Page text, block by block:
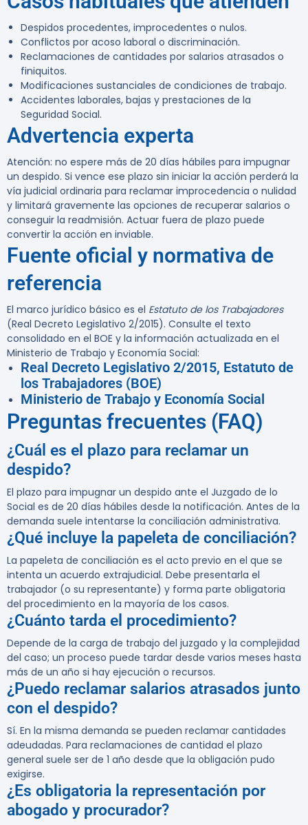
Despidos procedentes, improcedentes o nulos.
Conflictos por acoso laboral o discriminación.
Reclamaciones de cantidades por salarios atrasados o
finiquitos.
Modificaciones sustanciales de condiciones de trabajo.
Accidentes laborales, bajas y prestaciones de la
Seguridad Social.
Advertencia experta
Atención: no espere más de 20 días hábiles para impugnar
un despido. Si vence ese plazo sin iniciar la acción perderá la
vía judicial ordinaria para reclamar improcedencia o nulidad
y limitará gravemente las opciones de recuperar salarios o
conseguir la readmisión. Actuar fuera de plazo puede
convertir la acción en inviable.
Fuente oficial y normativa de
referencia
El marco jurídico básico es el Estatuto de los Trabajadores
(Real Decreto Legislativo 2/2015). Consulte el texto
consolidado en el BOE y la información actualizada en el
Ministerio de Trabajo y Economía Social:
Real Decreto Legislativo 2/2015, Estatuto de
los Trabajadores (BOE)
Ministerio de Trabajo y Economía Social
Preguntas frecuentes (FAQ)
¿Cuál es el plazo para reclamar un
despido?
El plazo para impugnar un despido ante el Juzgado de lo
Social es de 20 días hábiles desde la notificación. Antes de la
demanda suele intentarse la conciliación administrativa.
¿Qué incluye la papeleta de conciliación?
La papeleta de conciliación es el acto previo en el que se
intenta un acuerdo extrajudicial. Debe presentarla el
trabajador (o su representante) y forma parte obligatoria
del procedimiento en la mayoría de los casos.
¿Cuánto tarda el procedimiento?
Depende de la carga de trabajo del juzgado y la complejidad
del caso; un proceso puede tardar desde varios meses hasta
más de un año si hay ejecución o recursos.
¿Puedo reclamar salarios atrasados junto
con el despido?
Sí. En la misma demanda se pueden reclamar cantidades
adeudadas. Para reclamaciones de cantidad el plazo
general suele ser de 1 año desde que la obligación pudo
exigirse.
¿Es obligatoria la representación por
abogado y procurador?